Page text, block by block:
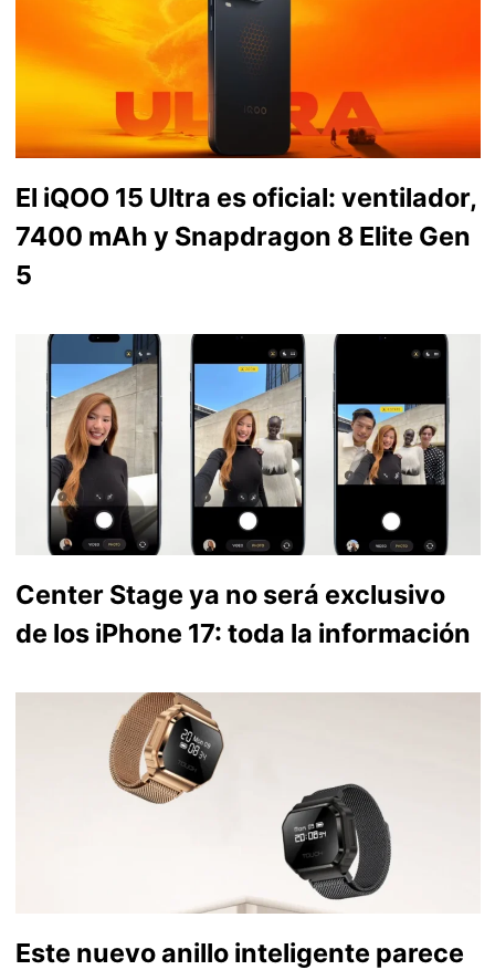
El iQOO 15 Ultra es oficial: ventilador,
7400 mAh y Snapdragon 8 Elite Gen
5
Center Stage ya no será exclusivo
de los iPhone 17: toda la información
Este nuevo anillo inteligente parece